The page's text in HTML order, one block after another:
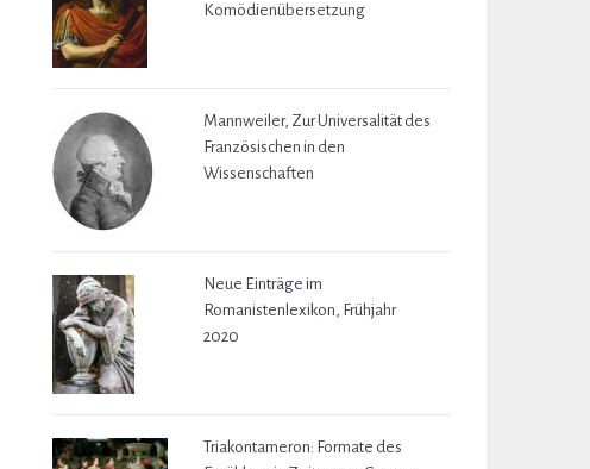
Komödienübersetzung
Mannweiler, Zur Universalität des
Französischen in den
Wissenschaften
Neue Einträge im
Romanistenlexikon, Frühjahr
2020
Triakontameron: Formate des